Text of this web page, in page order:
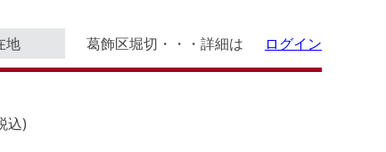
地 葛飾区堀切・・・詳細は ログイン
込)